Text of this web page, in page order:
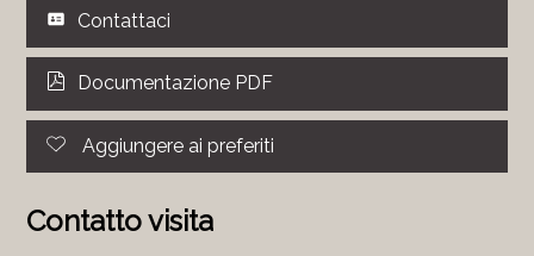
Contattaci
Documentazione PDF
Aggiungere ai preferiti
Contatto visita